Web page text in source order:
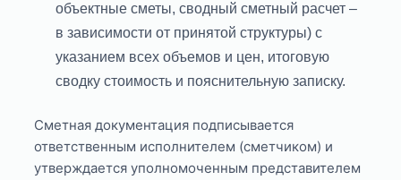
объектные сметы, сводный сметный расчет –
в зависимости от принятой структуры) с
указанием всех объемов и цен, итоговую
сводку стоимость и пояснительную записку.
Сметная документация подписывается
ответственным исполнителем (сметчиком) и
утверждается уполномоченным представителем